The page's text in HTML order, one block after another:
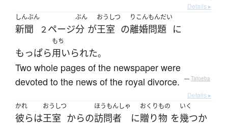
Details ▸
しんぶん
新聞 ２ページ
ぶん
分 が
おうしつ
王室 の
りこん
離婚
もんだい
問題
に
もっぱら
もち
用いられた。
Two whole pages of the newspaper were
devoted to the news of the royal divorce.
— Tatoeba
Details ▸
かれ
彼らは
おうしつ
王室 からの
ほうもんしゃ
訪問者 に
おくりもの
贈り物 を
いく
幾つか